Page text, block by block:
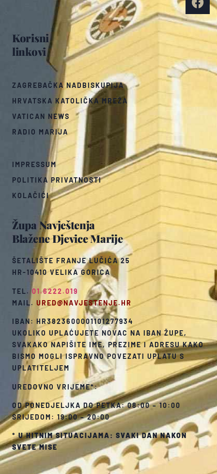
Župa Navještenja
Blažene Djevice Marije
ŠETALIŠTE FRANJE LUČIĆA 25
HR-10410 VELIKA GORICA
TEL.01.6222.019
MAIL. URED@NAVJESTENJE.HR
IBAN: HR3823600001101277934
UKOLIKO UPLAĆUJETE NOVAC NA IBAN ŽUPE,
SVAKAKO NAPIŠITE IME, PREZIME I ADRESU KAKO
BISMO MOGLI ISPRAVNO POVEZATI UPLATU S
UPLATITELJEM
UREDOVNO VRIJEME*:
OD PONEDJELJKA DO PETKA: 08:00 – 10:00
SRIJEDOM: 19:00 – 20:00
*U HITNIM SITUACIJAMA: SVAKI DAN NAKON
SVETE MISE
Korisni
linkovi
ZAGREBAČKA NADBISKUPIJA
HRVATSKA KATOLIČKA MREŽA
VATICAN NEWS
RADIO MARIJA
IMPRESSUM
POLITIKA PRIVATNOSTI
KOLAČIĆI